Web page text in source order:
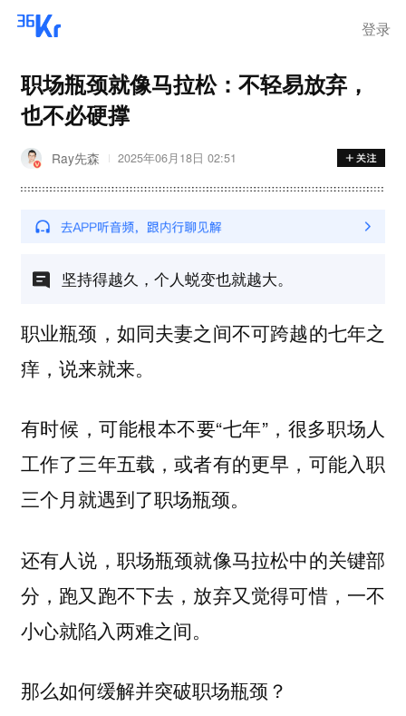
登录
职场瓶颈就像马拉松：不轻易放弃，
也不必硬撑
Ray先森 2025年06月18日 02:51
坚持得越久，个人蜕变也就越大。
职业瓶颈，如同夫妻之间不可跨越的七年之
痒，说来就来。
有时候，可能根本不要“七年”，很多职场人
工作了三年五载，或者有的更早，可能入职
三个月就遇到了职场瓶颈。
还有人说，职场瓶颈就像马拉松中的关键部
分，跑又跑不下去，放弃又觉得可惜，一不
小心就陷入两难之间。
那么如何缓解并突破职场瓶颈？